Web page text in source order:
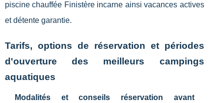
piscine chauffée Finistère incarne ainsi vacances actives
et détente garantie.
Tarifs, options de réservation et périodes
d'ouverture des meilleurs campings
aquatiques
Modalités et conseils réservation avant